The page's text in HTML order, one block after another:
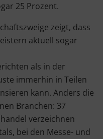
25 Prozent.
zeigt, dass
aktuell sogar
als in der
immerhin in Teilen
kann. Anders die
Branchen: 37
verzeichnen
bei den Messe- und